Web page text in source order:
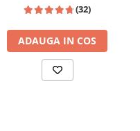
(32)
ADAUGA IN COS